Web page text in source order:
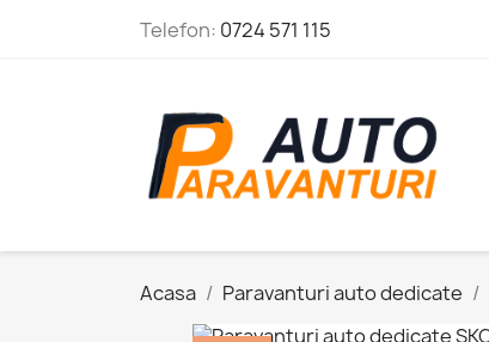
Telefon: 0724 571 115
Acasa Paravanturi auto dedicate